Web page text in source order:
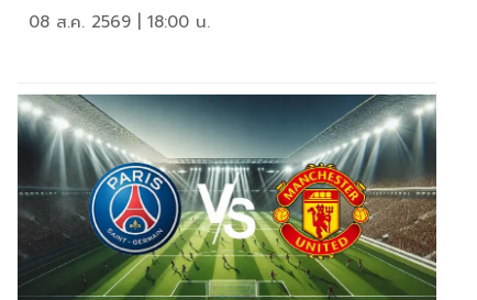
08 ส.ค. 2569 | 18:00 น.